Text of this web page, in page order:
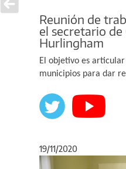
Reunión de
el secretario de
Hurlingham
El objetivo es
municipios para dar
19/11/2020
Anterior